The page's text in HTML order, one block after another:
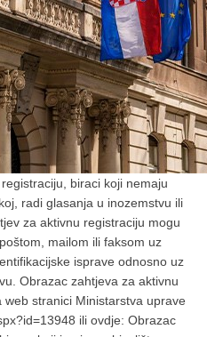
biraci koji nemaju
radi glasanja u inozemstvu ili
za aktivnu registraciju mogu
mailom ili faksom uz
isprave odnosno uz
Obrazac zahtjeva za aktivnu
stranici Ministarstva uprave
ili ovdje: Obrazac